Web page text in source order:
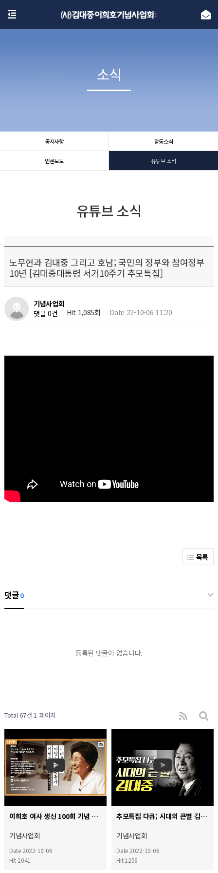
공지사항 활동소식
언론보도 유튜브 소식
소식
유튜브 소식
노무현과 김대중 그리고 호남; 국민의 정부와 참여정부
10년 [김대중대통령 서거10주기 추모특집]
기념사업회
댓글 0건
Hit 1,085회 Date 22-10-06 11:20
목록
댓글0
등록된 댓글이 없습니다.
소식
Total 67건 1 페이지
이희호 여사 생신 100회 기념 시대를 이끈 여성·인권 운동가 이희호 추모행사 (22년 9월 21일 오후 2…
기념사업회
Date 2022-10-06
Hit 1041
추모특집 다큐; 시대의 큰별 김대중 Documentary Kim Dae Jung [김대중대통령 서거10주기 …
기념사업회
Date 2022-10-06
Hit 1256